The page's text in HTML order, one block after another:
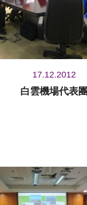
17.12.2012
白雲機場代表團